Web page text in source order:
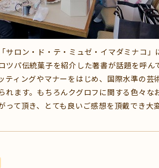
サロン・ド・テ・ミュゼ・イマダミナコ
ツパ伝統菓子を紹介した著書が話題を呼
ティングやマナーをはじめ、国際水準の
れます。もちろんクグロフに関する色々
って頂き、とても良いご感想を頂戴でき大